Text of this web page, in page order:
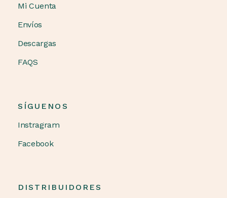
Mi Cuenta
Envíos
Descargas
FAQS
SÍGUENOS
Instragram
Facebook
DISTRIBUIDORES